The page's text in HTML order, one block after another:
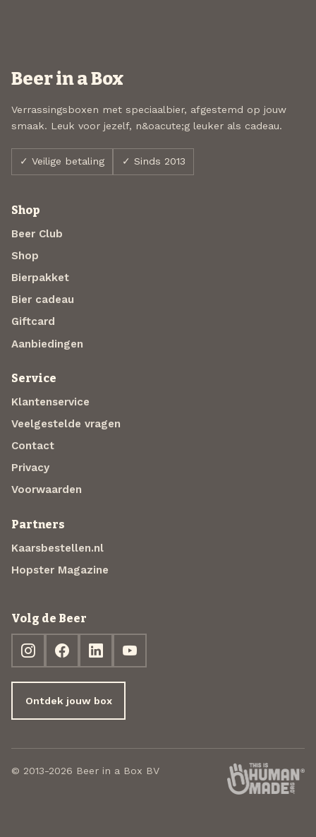
Beer in a Box
Verrassingsboxen met speciaalbier, afgestemd op jouw
smaak. Leuk voor jezelf, n&oacute;g leuker als cadeau.
✓ Veilige betaling ✓ Sinds 2013
Shop
Beer Club
Shop
Bierpakket
Bier cadeau
Giftcard
Aanbiedingen
Service
Klantenservice
Veelgestelde vragen
Contact
Privacy
Voorwaarden
Partners
Kaarsbestellen.nl
Hopster Magazine
Volg de Beer
Ontdek jouw box
© 2013-2026 Beer in a Box BV